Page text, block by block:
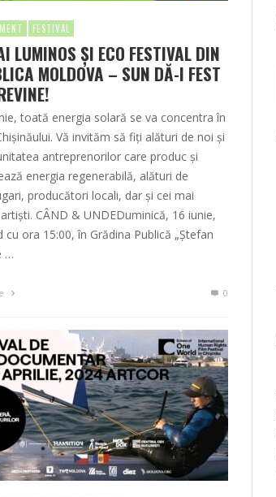
FESTIVAL
LUMINOS ȘI ECO FESTIVAL DIN
MOLDOVA – SUN DĂ-I FEST
toată energia solară se va concentra în
Vă invităm să fiți alături de noi și
antreprenorilor care produc și
energia regenerabilă, alături de
producători locali, dar și cei mai
CÂND & UNDEDuminică, 16 iunie,
cu ora 15:00, în Grădina Publică „Ștefan
…
0